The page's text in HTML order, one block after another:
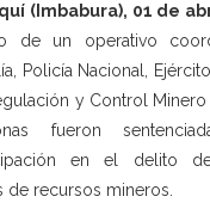
(Imbabura), 01 de
de un operativo
Policía Nacional,
y Control Minero
fueron
en el delito de
de recursos mineros.